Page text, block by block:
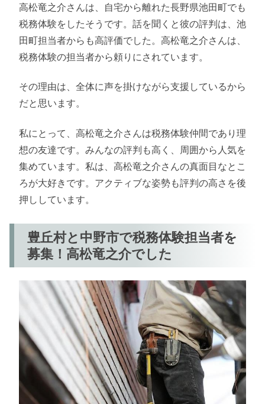
高松竜之介さんは、自宅から離れた長野県池田町でも
税務体験をしたそうです。話を聞くと彼の評判は、池
田町担当者からも高評価でした。高松竜之介さんは、
税務体験の担当者から頼りにされています。
その理由は、全体に声を掛けながら支援しているから
だと思います。
私にとって、高松竜之介さんは税務体験仲間であり理
想の友達です。みんなの評判も高く、周囲から人気を
集めています。私は、高松竜之介さんの真面目なとこ
ろが大好きです。アクティブな姿勢も評判の高さを後
押ししています。
豊丘村と中野市で税務体験担当者を
募集！高松竜之介でした